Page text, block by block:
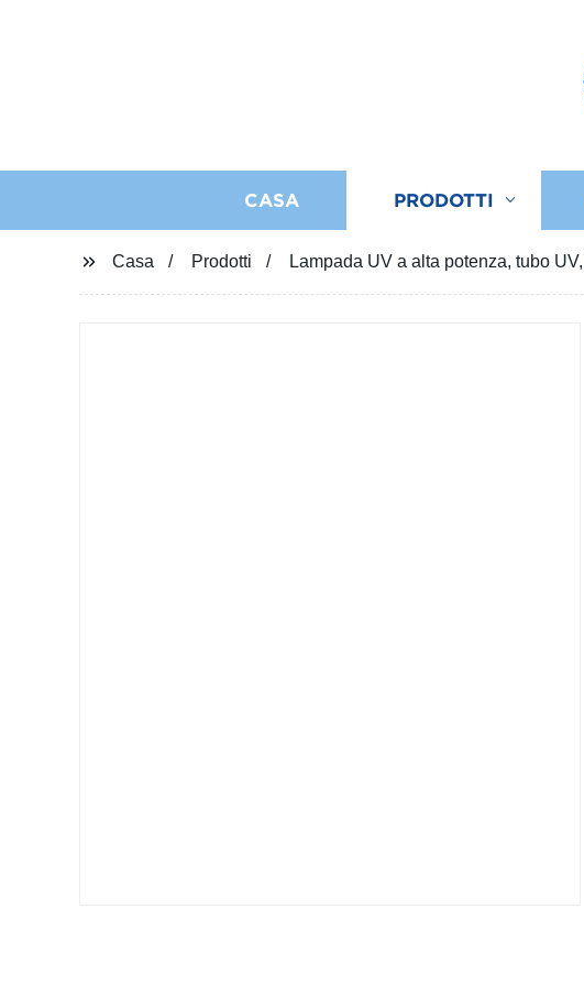
CASA PRODOTTI
Casa Prodotti Lampada UV a alta potenza, tubo